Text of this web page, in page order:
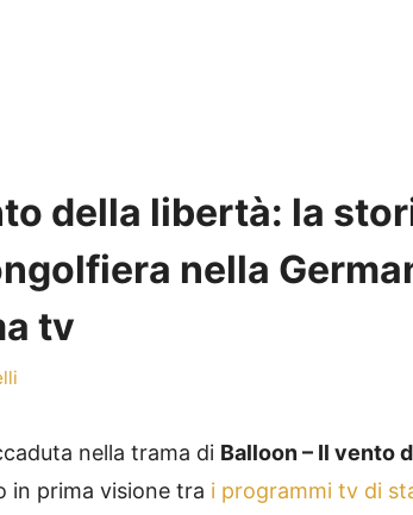
della libertà: la
nella
tv
nella trama di Balloon – Il vento
in prima visione tra i programmi tv di